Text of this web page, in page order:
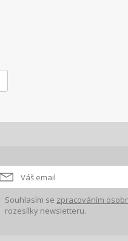
Souhlasím se zpracováním
rozesílky newsletteru.